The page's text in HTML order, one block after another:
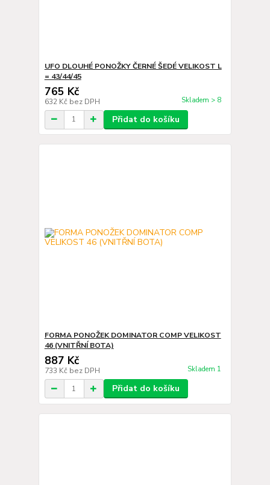
UFO DLOUHÉ PONOŽKY ČERNÉ ŠEDÉ VELIKOST L
= 43/44/45
765 Kč
632 Kč bez DPH Skladem > 8
Přidat do košíku
FORMA PONOŽEK DOMINATOR COMP VELIKOST
46 (VNITŘNÍ BOTA)
887 Kč
733 Kč bez DPH Skladem 1
Přidat do košíku